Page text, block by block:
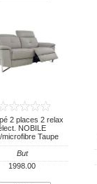
2 places 2 relax
NOBILE
microfibre Taupe
But
1998.00